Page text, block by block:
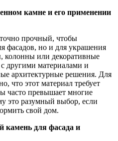
камне и его применении
прочный, чтобы
фасадов, но и для украшения
колонны или декоративные
другими материалами и
архитектурные решения. Для
что этот материал требует
часто превышает многие
это разумный выбор, если
свой дом.
камень для фасада и